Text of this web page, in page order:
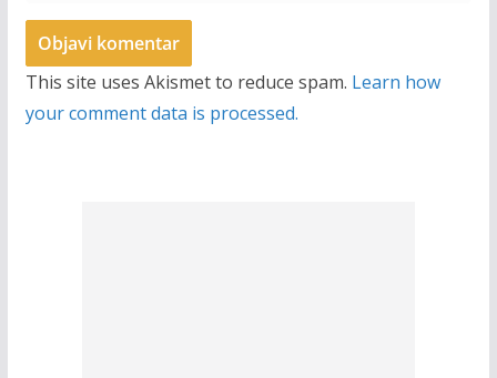
This site uses Akismet to reduce spam. Learn how
your comment data is processed.